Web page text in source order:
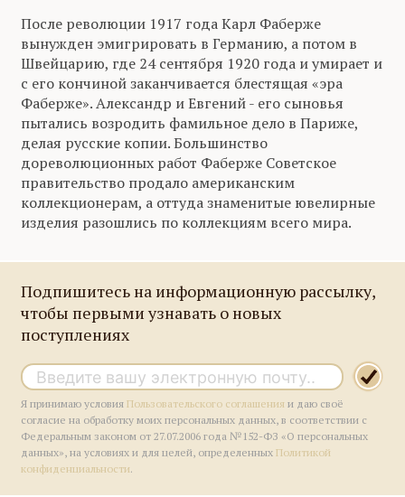
После революции 1917 года Карл Фаберже
вынужден эмигрировать в Германию, а потом в
Швейцарию, где 24 сентября 1920 года и умирает и
с его кончиной заканчивается блестящая «эра
Фаберже». Александр и Евгений - его сыновья
пытались возродить фамильное дело в Париже,
делая русские копии. Большинство
дореволюционных работ Фаберже Советское
правительство продало американским
коллекционерам, а оттуда знаменитые ювелирные
изделия разошлись по коллекциям всего мира.
Подпишитесь на информационную рассылку,
чтобы первыми узнавать о новых
поступлениях
Я принимаю условияПользовательского соглашения и даю своё
согласие на обработку моих персональных данных, в соответствии с
Федеральным законом от 27.07.2006 года №152-ФЗ «О персональных
данных», на условиях и для целей, определенныхПолитикой
конфиденциальности.